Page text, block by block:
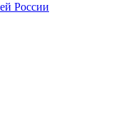
России